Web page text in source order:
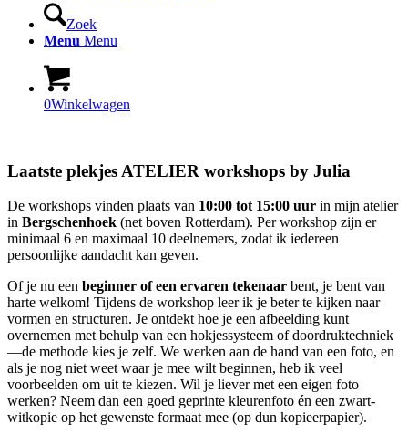
Zoek
Menu Menu
0Winkelwagen
Laatste plekjes ATELIER workshops by Julia
De workshops vinden plaats van 10:00 tot 15:00 uur in mijn atelier
in Bergschenhoek (net boven Rotterdam). Per workshop zijn er
minimaal 6 en maximaal 10 deelnemers, zodat ik iedereen
persoonlijke aandacht kan geven.
Of je nu een beginner of een ervaren tekenaar bent, je bent van
harte welkom! Tijdens de workshop leer ik je beter te kijken naar
vormen en structuren. Je ontdekt hoe je een afbeelding kunt
overnemen met behulp van een hokjessysteem of doordruktechniek
—de methode kies je zelf. We werken aan de hand van een foto, en
als je nog niet weet waar je mee wilt beginnen, heb ik veel
voorbeelden om uit te kiezen. Wil je liever met een eigen foto
werken? Neem dan een goed geprinte kleurenfoto én een zwart-
witkopie op het gewenste formaat mee (op dun kopieerpapier).